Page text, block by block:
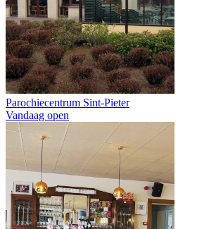
Parochiecentrum Sint-Pieter
Vandaag open